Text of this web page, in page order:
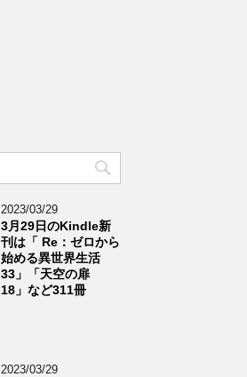
2023/03/29
3月29日のKindle新
刊は「 Re：ゼロから
始める異世界生活
33」「天空の扉
18」など311冊
2023/03/29